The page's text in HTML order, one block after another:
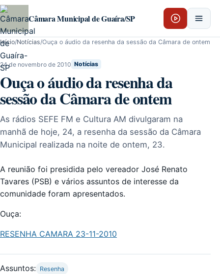
Pular para o conteúdo
Câmara Municipal de Guaíra/SP
Início/Notícias/Ouça o áudio da resenha da sessão da Câmara de ontem
24 de novembro de 2010 Notícias
Ouça o áudio da resenha da
sessão da Câmara de ontem
As rádios SEFE FM e Cultura AM divulgaram na
manhã de hoje, 24, a resenha da sessão da Câmara
Municipal realizada na noite de ontem, 23.
A reunião foi presidida pelo vereador José Renato
Tavares (PSB) e vários assuntos de interesse da
comunidade foram apresentados.
Ouça:
RESENHA CAMARA 23-11-2010
Assuntos: Resenha